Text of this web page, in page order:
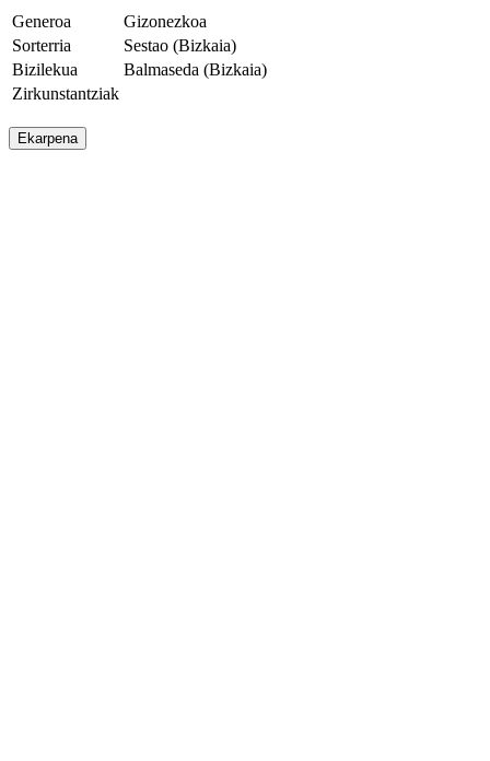
Generoa
Gizonezkoa
Sorterria
Sestao (Bizkaia)
Bizilekua
Balmaseda (Bizkaia)
Zirkunstantziak